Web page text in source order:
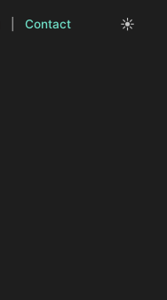
Contact ☀️